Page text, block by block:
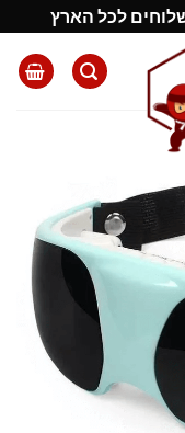
לכל הארץ